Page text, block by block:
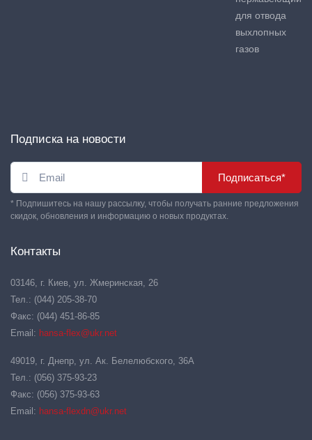
для отвода
выхлопных
газов
Подписка на новости
Подписаться*
* Подпишитесь на нашу рассылку, чтобы получать ранние предложения
скидок, обновления и информацию о новых продуктах.
Контакты
03146, г. Киев, ул. Жмеринская, 26
Тел.: (044) 205-38-70
Факс: (044) 451-86-85
Email: hansa-flex@ukr.net
49019, г. Днепр, ул. Ак. Белелюбского, 36А
Тел.: (056) 375-93-23
Факс: (056) 375-93-63
Email: hansa-flexdn@ukr.net